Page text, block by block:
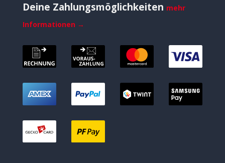
Deine Zahlungsmöglichkeiten mehr
Informationen →